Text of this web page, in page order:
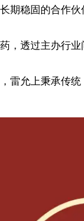
稳固的合作
，透过主办行
雷允上秉承传